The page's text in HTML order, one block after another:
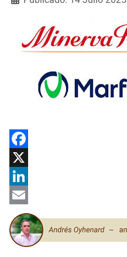
Facebook
X
LinkedIn
Email